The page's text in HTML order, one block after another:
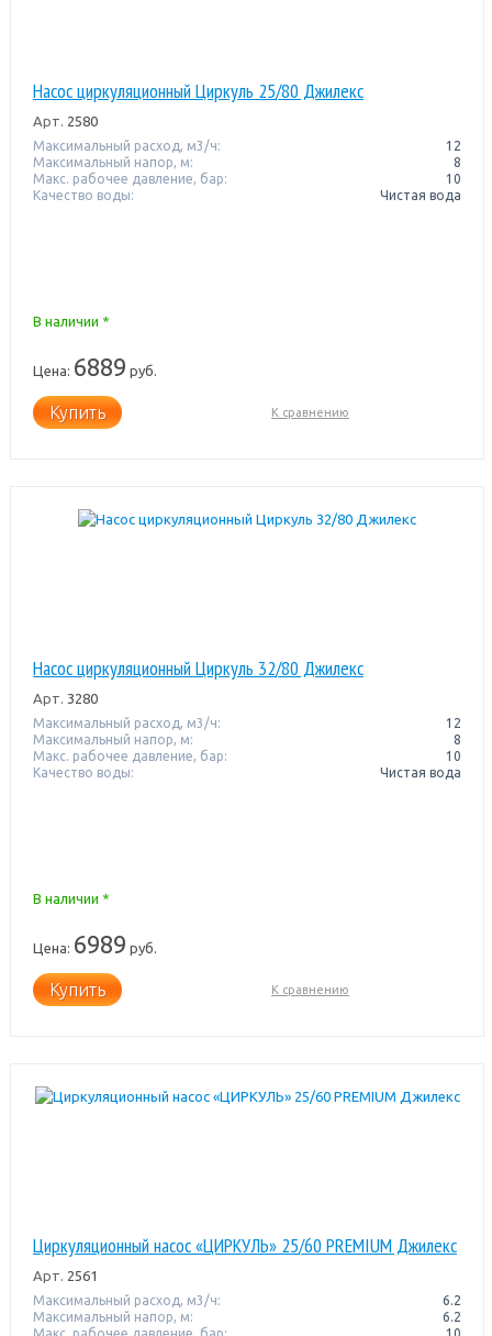
Насос циркуляционный Циркуль 25/80 Джилекс
Арт. 2580
Максимальный расход, м3/ч:
12
Максимальный напор, м:
8
Макс. рабочее давление, бар:
10
Качество воды:
Чистая вода
В наличии *
Цена: 6889 руб.
Купить К сравнению
Насос циркуляционный Циркуль 32/80 Джилекс
Арт. 3280
Максимальный расход, м3/ч:
12
Максимальный напор, м:
8
Макс. рабочее давление, бар:
10
Качество воды:
Чистая вода
В наличии *
Цена: 6989 руб.
Купить К сравнению
Циркуляционный насос «ЦИРКУЛЬ» 25/60 PREMIUM Джилекс
Арт. 2561
Максимальный расход, м3/ч:
6.2
Максимальный напор, м:
6.2
Макс. рабочее давление, бар:
10